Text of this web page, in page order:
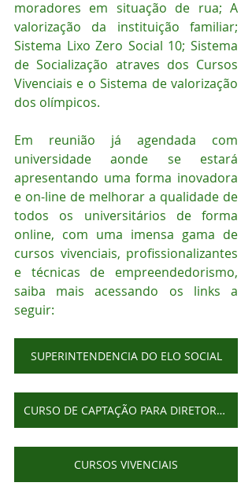
moradores em situação de rua; A
valorização da instituição familiar;
Sistema Lixo Zero Social 10; Sistema
de Socialização atraves dos Cursos
Vivenciais e o Sistema de valorização
dos olímpicos.
Em reunião já agendada com
universidade aonde se estará
apresentando uma forma inovadora
e on-line de melhorar a qualidade de
todos os universitários de forma
online, com uma imensa gama de
cursos vivenciais, profissionalizantes
e técnicas de empreendedorismo,
saiba mais acessando os links a
seguir:
SUPERINTENDENCIA DO ELO SOCIAL
CURSO DE CAPTAÇÃO PARA DIRETORES
CURSOS VIVENCIAIS